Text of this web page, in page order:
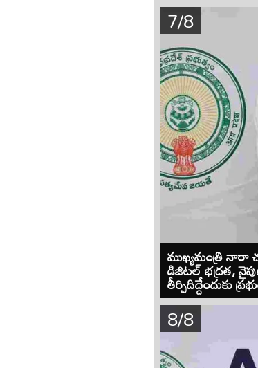
7/8
ముఖ్యమంత్రి
డిజిటల్ భద్రత,
తీర్చిదిద్దేందుకు
8/8